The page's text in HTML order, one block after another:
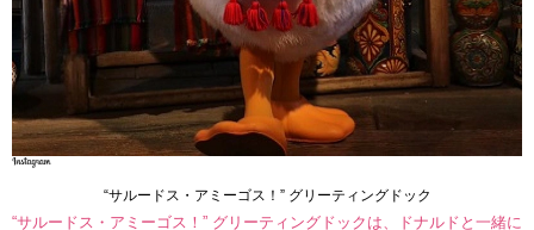
“サルードス・アミーゴス！” グリーティングドック
“サルードス・アミーゴス！” グリーティングドックは、ドナルドと一緒に